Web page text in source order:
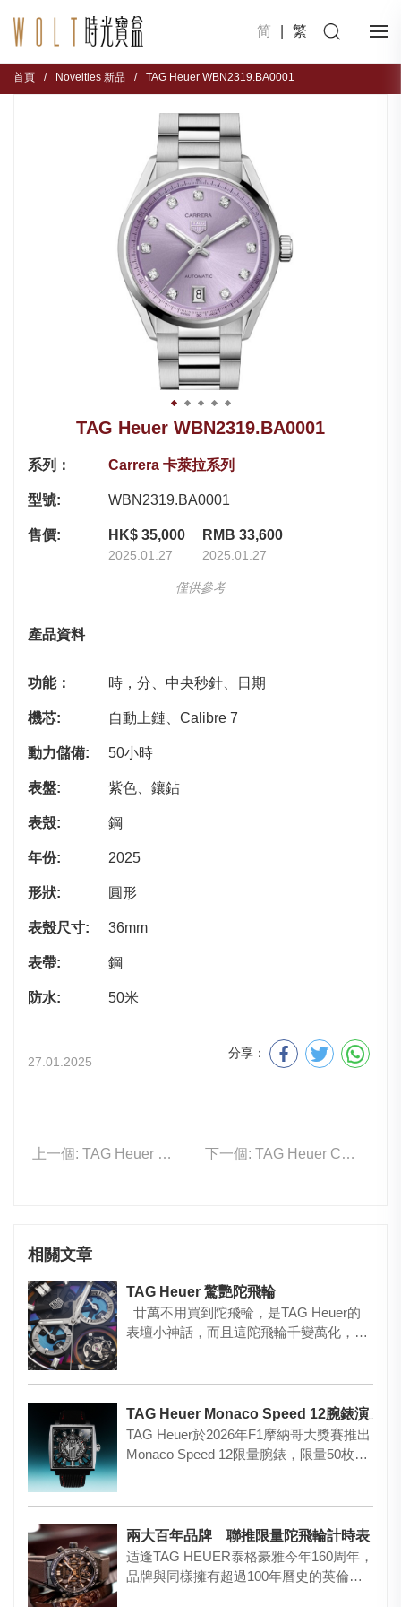
简 繁
首頁 / Novelties 新品 / TAG Heuer WBN2319.BA0001
TAG Heuer WBN2319.BA0001
系列： Carrera 卡萊拉系列
型號: WBN2319.BA0001
售價: HK$ 35,000
2025.01.27
RMB 33,600
2025.01.27
僅供參考
產品資料
功能： 時，分、中央秒針、日期
機芯: 自動上鏈、Calibre 7
動力儲備: 50小時
表盤: 紫色、鑲鉆
表殼: 鋼
年份: 2025
形狀: 圓形
表殼尺寸: 36mm
表帶: 鋼
防水: 50米
27.01.2025
分享：
上一個: TAG Heuer WBN231D.BA0001 下一個: TAG Heuer CBS2214.FC6567
相關文章
TAG Heuer 驚艷陀飛輪
廿萬不用買到陀飛輪，是TAG Heuer的
表壇小神話，而且這陀飛輪千變萬化，最
TAG Heuer Monaco Speed 12腕錶演繹跳時新章
TAG Heuer於2026年F1摩納哥大獎賽推出
Monaco Speed 12限量腕錶，限量50枚…
兩大百年品牌 聯推限量陀飛輪計時表
适逢TAG HEUER泰格豪雅今年160周年，
品牌與同樣擁有超過100年曆史的英倫跑